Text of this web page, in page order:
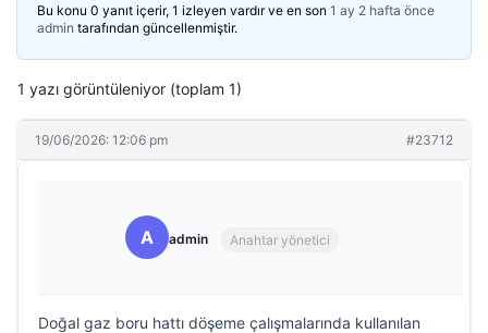
Bu konu 0 yanıt içerir, 1 izleyen vardır ve en son 1 ay 2 hafta önce
admin tarafından güncellenmiştir.
1 yazı görüntüleniyor (toplam 1)
19/06/2026: 12:06 pm #23712
A admin Anahtar yönetici
Doğal gaz boru hattı döşeme çalışmalarında kullanılan